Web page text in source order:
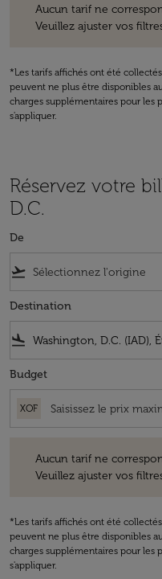
Aucun tarif ne
Veuillez ajuster vos
*Les tarifs affichés ont été
peuvent ne plus être disponibles
charges supplémentaires pour les
s'appliquer.
Réservez votre
D.C.
De
flight_takeoff
Destination
flight_land
Budget
XOF
Aucun tarif ne
Veuillez ajuster vos
*Les tarifs affichés ont été
peuvent ne plus être disponibles
charges supplémentaires pour les
s'appliquer.